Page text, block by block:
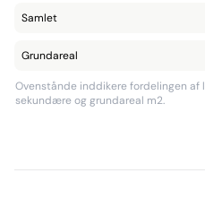
Samlet
Grundareal
Ovenstånde inddikere fordelingen af
sekundære og grundareal m2.